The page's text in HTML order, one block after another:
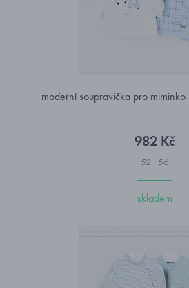
moderní soupravička pro
982 Kč
52 56
skladem